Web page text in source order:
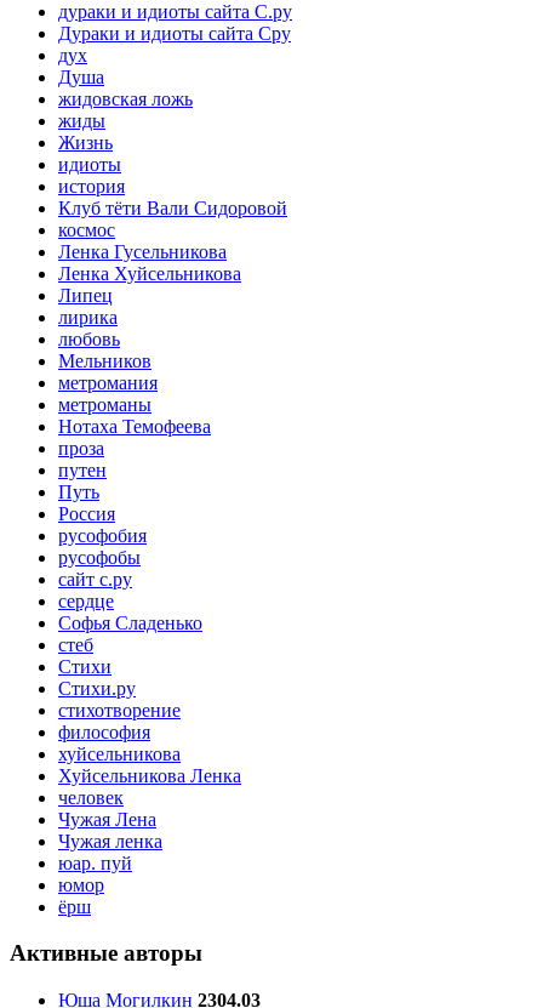
дураки и идиоты сайта С.ру
Дураки и идиоты сайта Сру
дух
Душа
жидовская ложь
жиды
Жизнь
идиоты
история
Клуб тёти Вали Сидоровой
космос
Ленка Гусельникова
Ленка Хуйсельникова
Липец
лирика
любовь
Мельников
метромания
метроманы
Нотаха Темофеева
проза
путен
Путь
Россия
русофобия
русофобы
сайт с.ру
сердце
Софья Сладенько
стеб
Стихи
Стихи.ру
стихотворение
философия
хуйсельникова
Хуйсельникова Ленка
человек
Чужая Лена
Чужая ленка
юар. пуй
юмор
ёрш
Активные авторы
Юша Могилкин 2304.03